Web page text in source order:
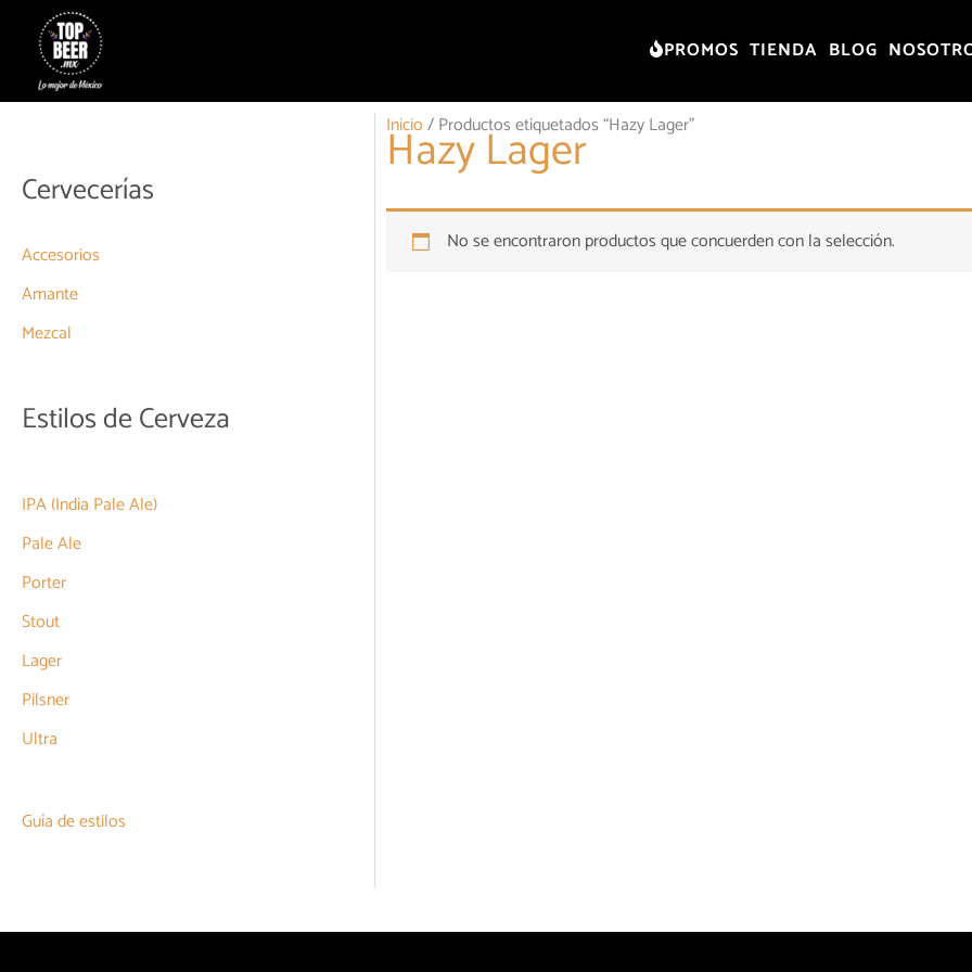
contenido
PROMOS TIENDA BLOG
Cervecerías
Accesorios
Amante
Mezcal
Estilos de Cerveza
IPA (India Pale Ale)
Pale Ale
Porter
Stout
Lager
Pilsner
Ultra
Guía de estilos
Inicio/ Productos etiquetados “Hazy Lager”
Hazy Lager
No se encontraron productos que concuerden con la selección.